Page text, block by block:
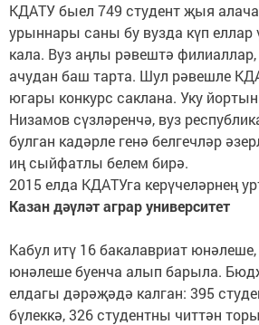
КДАТУ быел 749 студент җыя
урыннары саны бу вузда күп еллар
кала. Вуз аңлы рәвештә
ачудан баш тарта. Шул рәвешле
югары конкурс саклана. Уку
Низамов сүзләренчә, вуз
булган кадәрле генә белгечләр
иң сыйфатлы белем бирә.
2015 елда КДАТУга керүчеләрнең
Казан дәүләт аграр университет
Кабул итү 16 бакалавриат
юнәлеше буенча алып барыла.
елдагы дәрәҗәдә калган: 395
бүлеккә, 326 студентны читтән